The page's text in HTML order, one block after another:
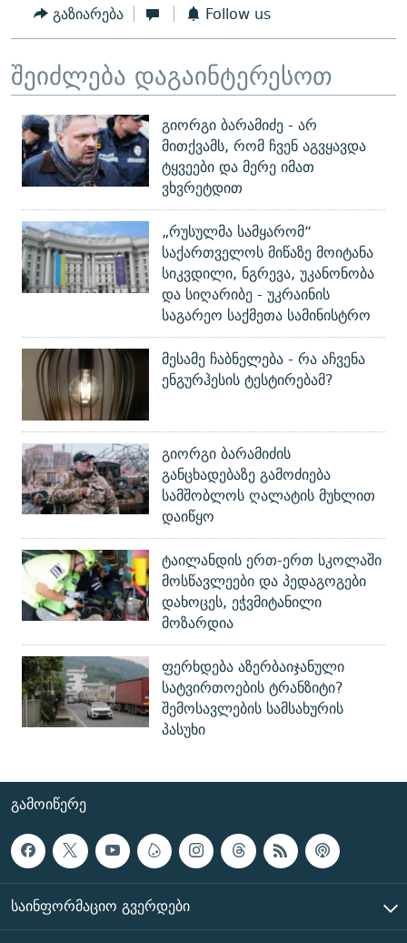
გაზიარება Follow us
შეიძლება დაგაინტერესოთ
გიორგი ბარამიძე - არ
მითქვამს, რომ ჩვენ აგვყავდა
ტყვეები და მერე იმათ
ვხვრეტდით
„რუსულმა სამყარომ“
საქართველოს მიწაზე მოიტანა
სიკვდილი, ნგრევა, უკანონობა
და სიღარიბე - უკრაინის
საგარეო საქმეთა სამინისტრო
მესამე ჩაბნელება - რა აჩვენა
ენგურჰესის ტესტირებამ?
გიორგი ბარამიძის
განცხადებაზე გამოძიება
სამშობლოს ღალატის მუხლით
დაიწყო
ტაილანდის ერთ-ერთ სკოლაში
მოსწავლეები და პედაგოგები
დახოცეს, ეჭვმიტანილი
მოზარდია
ფერხდება აზერბაიჯანული
სატვირთოების ტრანზიტი?
შემოსავლების სამსახურის
პასუხი
ᲒᲐᲛᲝᲘᲬᲔᲠᲔ
ᲡᲐᲘᲜᲤᲝᲠᲛᲐᲪᲘᲝ ᲒᲕᲔᲠᲓᲔᲑᲘ